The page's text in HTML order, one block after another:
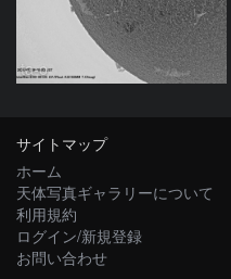
ta-o
サイトマップ
ホーム
天体写真ギャラリーについて
利用規約
ログイン/新規登録
お問い合わせ